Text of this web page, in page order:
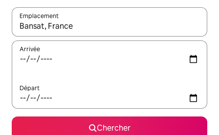
Emplacement
Quand les résultats sont affichés, parcourez-les en utilisant
Arrivée
Départ
Chercher